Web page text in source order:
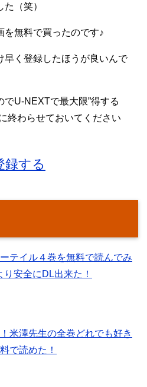
（笑）
を無料で買ったのです♪
早く登録したほうが良いんで
U-NEXTで最大限”得する
終わらせておいてください
する
テイル４巻を無料で読んでみ
り安全にDL出来た！
米澤先生の全巻どれでも好き
で読めた！